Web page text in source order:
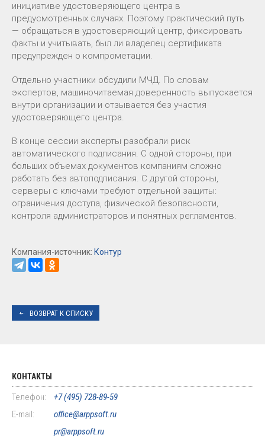
инициативе удостоверяющего центра в
предусмотренных случаях. Поэтому практический путь
— обращаться в удостоверяющий центр, фиксировать
факты и учитывать, был ли владелец сертификата
предупрежден о компрометации.
Отдельно участники обсудили МЧД. По словам
экспертов, машиночитаемая доверенность выпускается
внутри организации и отзывается без участия
удостоверяющего центра.
В конце сессии эксперты разобрали риск
автоматического подписания. С одной стороны, при
больших объемах документов компаниям сложно
работать без автоподписания. С другой стороны,
серверы с ключами требуют отдельной защиты:
ограничения доступа, физической безопасности,
контроля администраторов и понятных регламентов.
Компания-источник: Контур
ВОЗВРАТ К СПИСКУ
КОНТАКТЫ
Телефон:
+7 (495) 728-89-59
E-mail:
office@arppsoft.ru
pr@arppsoft.ru